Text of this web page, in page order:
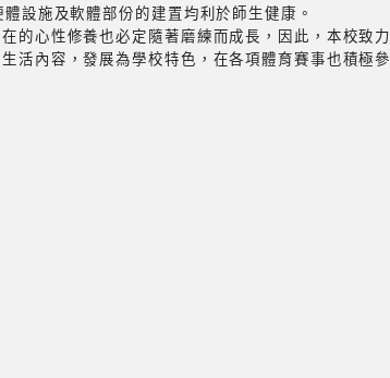
設施及軟體部份的建置均利於師生健康。
的心性修養也必定隨著磨練而成長，因此，本校致力
活內容，發展為學校特色，在各項體育賽事也積極參